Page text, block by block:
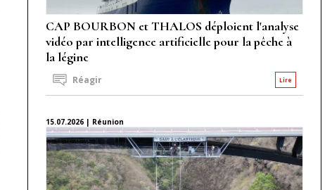
CAP BOURBON et THALOS déploient l'analyse
vidéo par intelligence artificielle pour la pêche à
la légine
Lire
Réagir
15.07.2026 | Réunion